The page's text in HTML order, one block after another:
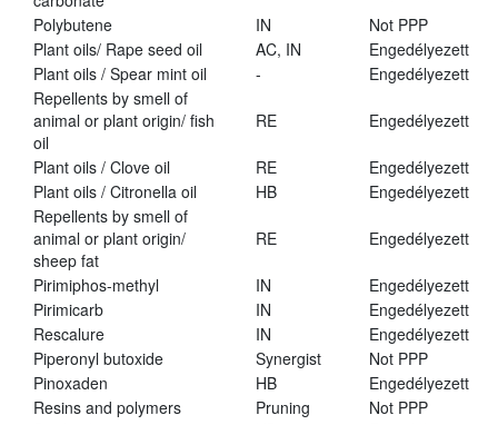
Polybutene
IN
Not PPP
Plant oils/ Rape seed oil
AC, IN
Engedélyezett
Plant oils / Spear mint oil
-
Engedélyezett
Repellents by smell of
animal or plant origin/ fish
oil
RE Engedélyezett
Plant oils / Clove oil RE
Engedélyezett
Plant oils / Citronella oil
HB
Engedélyezett
Repellents by smell of
animal or plant origin/
sheep fat
RE Engedélyezett
Pirimiphos-methyl IN
Engedélyezett
Pirimicarb
IN
Engedélyezett
Rescalure
IN
Engedélyezett
Piperonyl butoxide
Synergist
Not PPP
Pinoxaden
HB
Engedélyezett
Resins and polymers
Pruning
Not PPP